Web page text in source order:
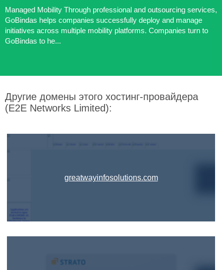
Managed Mobility Through professional and outsourcing services,
GoBindas helps companies successfully deploy and manage
initiatives across multiple mobility platforms. Companies turn to
GoBindas to he...
Другие домены этого хостинг-провайдера
(E2E Networks Limited):
greatwayinfosolutions.com